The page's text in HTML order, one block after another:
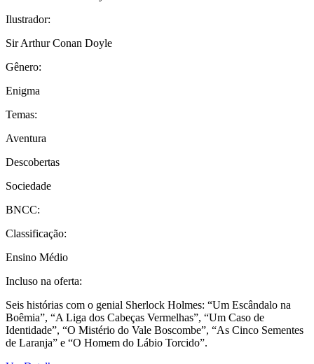
Ilustrador:
Sir Arthur Conan Doyle
Gênero:
Enigma
Temas:
Aventura
Descobertas
Sociedade
BNCC:
Classificação:
Ensino Médio
Incluso na oferta:
Seis histórias com o genial Sherlock Holmes: “Um Escândalo na
Boêmia”, “A Liga dos Cabeças Vermelhas”, “Um Caso de
Identidade”, “O Mistério do Vale Boscombe”, “As Cinco Sementes
de Laranja” e “O Homem do Lábio Torcido”.